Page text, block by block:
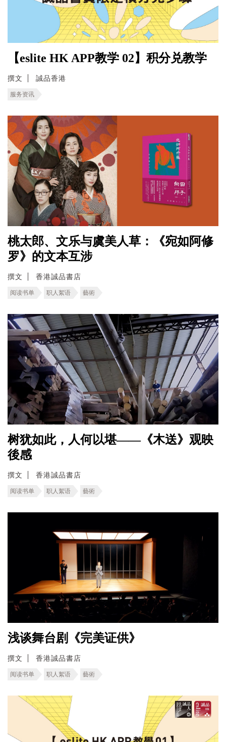
【eslite HK APP教学 02】积分兑教学
撰文 誠品香港
服务资讯
桃太郎、文乐与虞美人草：《宛如阿修
罗》的文本互涉
撰文 香港誠品書店
阅读书单 职人絮语 藝術
树犹如此，人何以堪——《木送》观映
後感
撰文 香港誠品書店
阅读书单 职人絮语 藝術
浅谈舞台剧《完美证供》
撰文 香港誠品書店
阅读书单 职人絮语 藝術